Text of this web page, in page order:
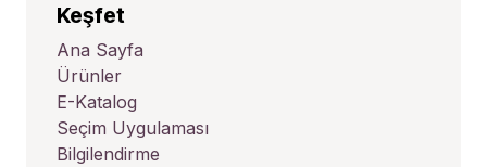
Keşfet
Ana Sayfa
Ürünler
E-Katalog
Seçim Uygulaması
Bilgilendirme